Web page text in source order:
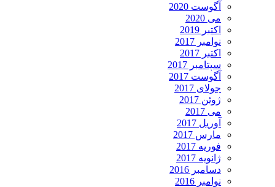
آگوست 2020
می 2020
اکتبر 2019
نوامبر 2017
اکتبر 2017
سپتامبر 2017
آگوست 2017
جولای 2017
ژوئن 2017
می 2017
آوریل 2017
مارس 2017
فوریه 2017
ژانویه 2017
دسامبر 2016
نوامبر 2016